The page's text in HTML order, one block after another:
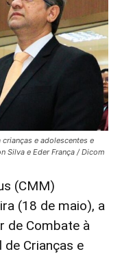
e adolescentes e
Silva e Eder França / Dicom
(CMM)
(18 de maio), a
de Combate à
de Crianças e